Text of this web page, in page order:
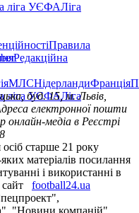
ліга УЄФАЛіга
Правила
Редакційна
МЛСНідерландиФранція
ліга УЄФАЛіга
буд. 15, м. Львів,
електронної пошти
онлайн-медіа в Реєстрі
старше 21 року
матеріалів посилання
і використанні в
football24.ua